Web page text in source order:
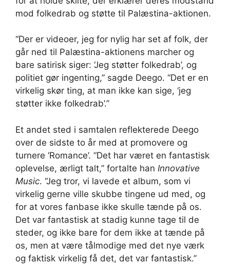
mod folkedrab og støtte til Palæstina-aktionen.
“Der er videoer, jeg for nylig har set af folk, der
går ned til Palæstina-aktionens marcher og
bare satirisk siger: ‘Jeg støtter folkedrab’, og
politiet gør ingenting,” sagde Deego. “Det er en
virkelig skør ting, at man ikke kan sige, ‘jeg
støtter ikke folkedrab’.”
Et andet sted i samtalen reflekterede Deego
over de sidste to år med at promovere og
turnere ‘Romance’. “Det har været en fantastisk
oplevelse, ærligt talt,” fortalte han Innovative
Music. “Jeg tror, ​​vi lavede et album, som vi
virkelig gerne ville skubbe tingene ud med, og
for at vores fanbase ikke skulle tænde på os.
Det var fantastisk at stadig kunne tage til de
steder, og ikke bare for dem ikke at tænde på
os, men at være tålmodige med det nye værk
og faktisk virkelig få det, det var fantastisk.”